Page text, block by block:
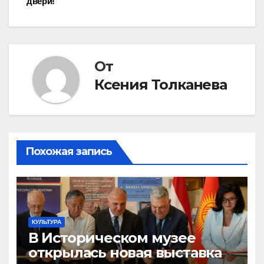
записям
От
Ксения Толканева
Похожая запись
КУЛЬТУРА
В Историческом музее
открылась новая выставка